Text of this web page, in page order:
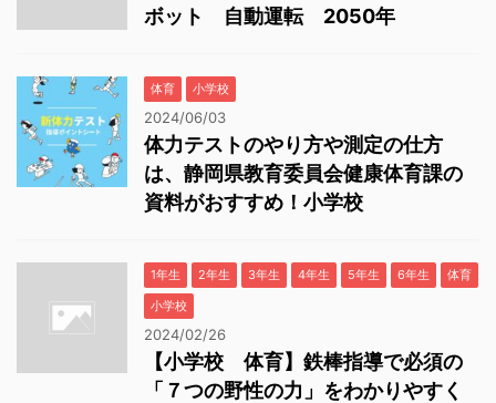
ボット 自動運転 2050年
体育 小学校
2024/06/03
体力テストのやり方や測定の仕方
は、静岡県教育委員会健康体育課の
資料がおすすめ！小学校
1年生 2年生 3年生 4年生 5年生 6年生
体育
小学校
2024/02/26
【小学校 体育】鉄棒指導で必須の
「７つの野性の力」をわかりやすく